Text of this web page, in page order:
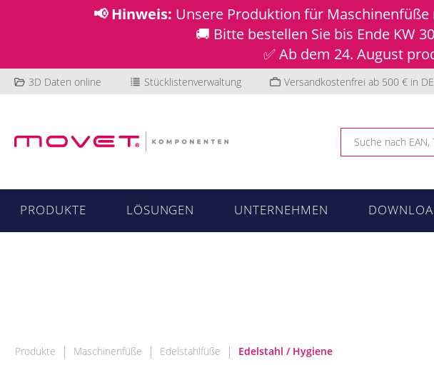
📢 Hinweis: Unsere Produktion für Maschinenfüße
🚚 Bitte bestellen Sie bis Ende KW
✅ Ab dem 24. August
3D Daten online Stücklistenverwaltung Versandkostenfrei ab 500 € in DE
PRODUKTE LÖSUNGEN UNTERNEHMEN
Produkte | Maschinenfüße | Edelstahlfüße | Edelstahl / Hygiene